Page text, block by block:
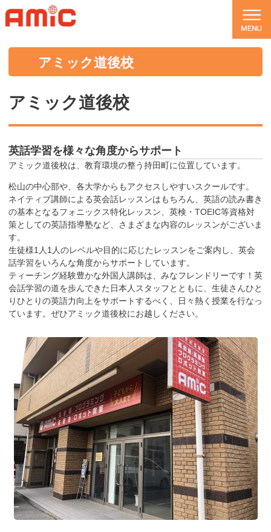
アミック道後校
アミック道後校
英話学習を様々な角度からサポート
アミック道後校は、教育環境の整う持田町に位置しています。
松山の中心部や、各大学からもアクセスしやすいスクールです。
ネイティブ講師による英会話レッスンはもちろん、英語の読み書き
の基本となるフォニックス特化レッスン、英検・TOEIC等資格対
策としての英語指導塾など、さまざまな内容のレッスンがございま
す。
生徒様1人1人のレベルや目的に応じたレッスンをご案内し、英会
話学習をいろんな角度からサポートしています。
ティーチング経験豊かな外国人講師は、みなフレンドリーです！英
会話学習の道を歩んできた日本人スタッフとともに、生徒さんひと
りひとりの英語力向上をサポートするべく、日々熱く授業を行なっ
ています。ぜひアミック道後校にお越しください。